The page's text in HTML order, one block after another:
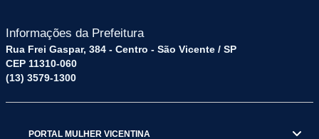
Informações da Prefeitura
Rua Frei Gaspar, 384 - Centro - São Vicente / SP
CEP 11310-060
(13) 3579-1300
PORTAL MULHER VICENTINA